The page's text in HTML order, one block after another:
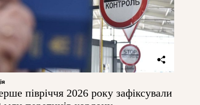
півріччя 2026 року зафіксували